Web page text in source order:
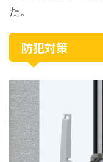
た。
防犯対策